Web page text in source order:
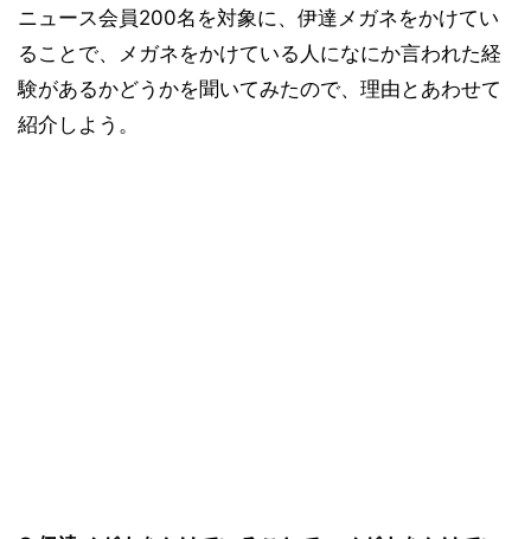
ニュース会員200名を対象に、伊達メガネをかけてい
ることで、メガネをかけている人になにか言われた経
験があるかどうかを聞いてみたので、理由とあわせて
紹介しよう。